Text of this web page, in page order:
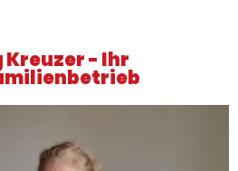
- Ihr